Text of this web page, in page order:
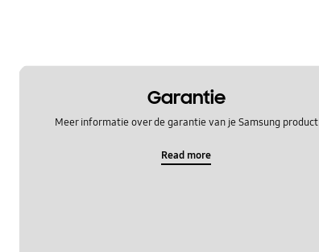
Garantie
Meer informatie over de garantie van je Samsung product
Read more